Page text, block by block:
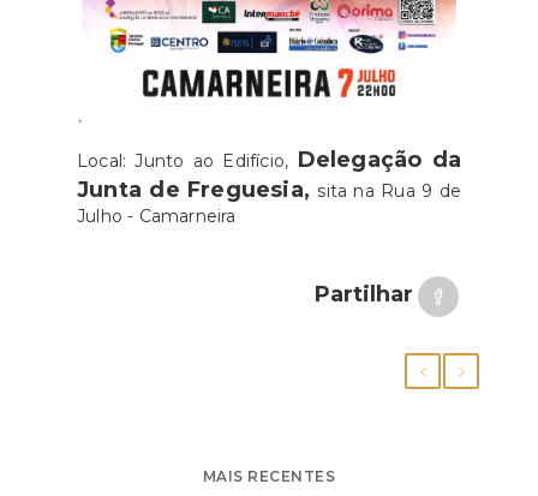
Local: Junto ao Edifício, Delegação da
Junta de Freguesia, sita na Rua 9 de
Julho - Camarneira
Partilhar
MAIS RECENTES